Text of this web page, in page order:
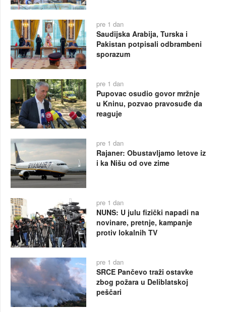
pre 1 dan
Saudijska Arabija, Turska i
Pakistan potpisali odbrambeni
sporazum
pre 1 dan
Pupovac osudio govor mržnje
u Kninu, pozvao pravosuđe da
reaguje
pre 1 dan
Rajaner: Obustavljamo letove iz
i ka Nišu od ove zime
pre 1 dan
NUNS: U julu fizički napadi na
novinare, pretnje, kampanje
protiv lokalnih TV
pre 1 dan
SRCE Pančevo traži ostavke
zbog požara u Deliblatskoj
peščari